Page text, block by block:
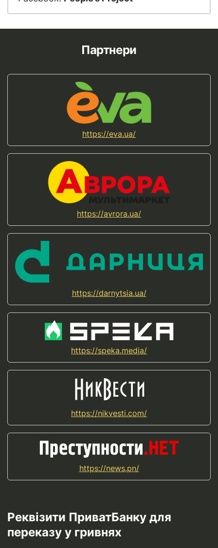
Партнери
https://eva.ua/
https://avrora.ua/
https://darnytsia.ua/
https://speka.media/
https://nikvesti.com/
https://news.pn/
Реквізити ПриватБанку для
переказу у гривнях